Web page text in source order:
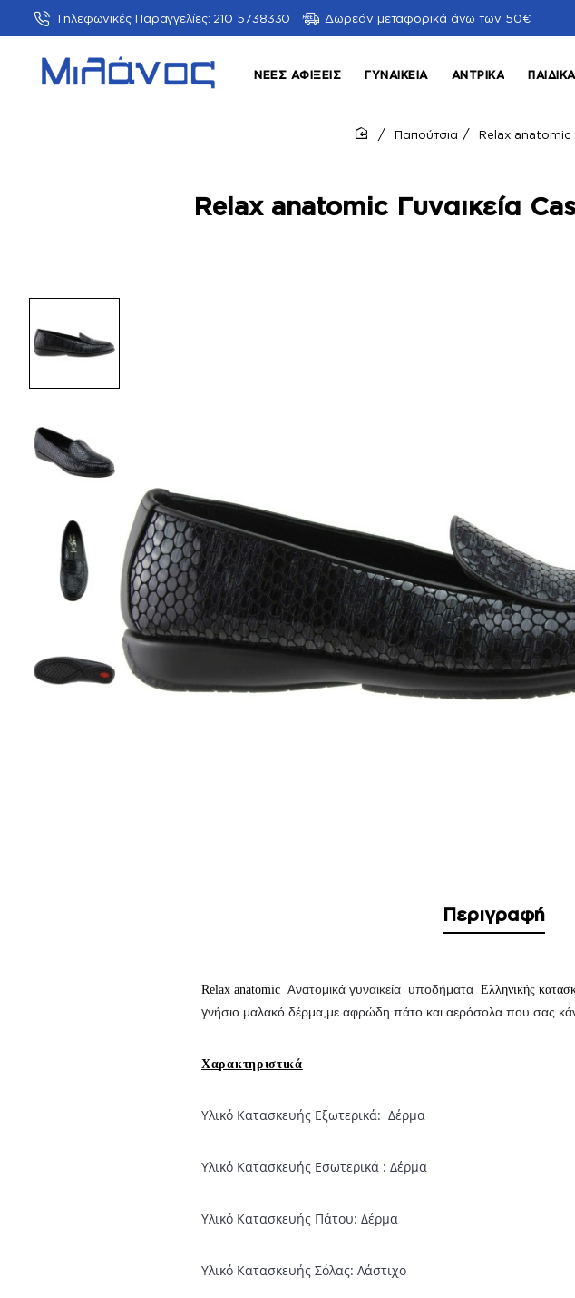
Τηλεφωνικές Παραγγελίες: 210 5738330 Δωρεάν μεταφορικά άνω των 50€
ΝΈΕΣ ΑΦΊΞΕΙΣ ΓΥΝΑΙΚΕΊΑ ΑΝΤΡΙΚΆ ΠΑΙΔΙΚΆ
Relax anatomic Γυναικεία
Παπούτσια Relax anatomic
Περιγραφή
Relax anatomic Ανατομικά γυναικεία υποδήματα Ελληνικής
γνήσιο μαλακό δέρμα,με αφρώδη πάτο και αερόσολα που σας
Χαρακτηριστικά
Υλικό Κατασκευής Εξωτερικά: Δέρμα
Υλικό Κατασκευής Εσωτερικά : Δέρμα
Υλικό Κατασκευής Πάτου: Δέρμα
Υλικό Κατασκευής Σόλας: Λάστιχο